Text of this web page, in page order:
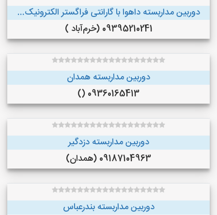
دوربین مداربسته داهوا با گارانتی فراگستر الکترونیک...
09395210241 (خرم‌آباد )
دوربین مداربسته همدان
09360165413 ()
دوربین مداربسته دزدگیر
09187104963 (همدان)
دوربین مداربسته بندرعباس